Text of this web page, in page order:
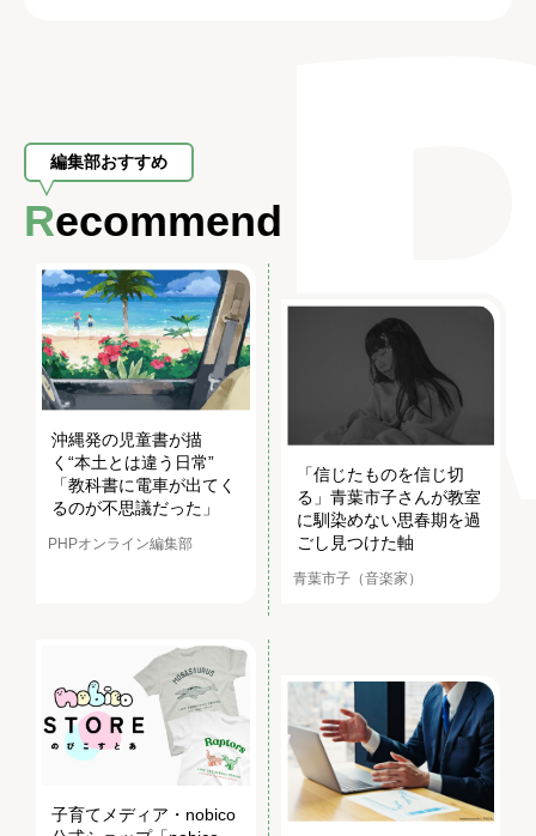
編集部おすすめ
Recommend
沖縄発の児童書が描
く“本土とは違う日常”
「教科書に電車が出てく
るのが不思議だった」
PHPオンライン編集部
「信じたものを信じ切
る」青葉市子さんが教室
に馴染めない思春期を過
ごし見つけた軸
青葉市子（音楽家）
子育てメディア・nobico